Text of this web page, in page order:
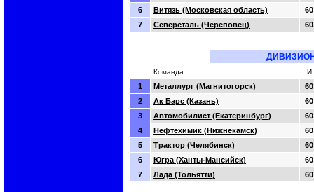
6 Витязь (Московская область)
60
7
Северсталь (Череповец) 60
Команда И
1 Металлург (Магнитогорск)
60
2
Ак Барс (Казань)
60
3
Автомобилист (Екатеринбург)
60
4
Нефтехимик (Нижнекамск)
60
5
Трактор (Челябинск)
60
6
Югра (Ханты-Мансийск)
60
7
Лада (Тольятти) 60